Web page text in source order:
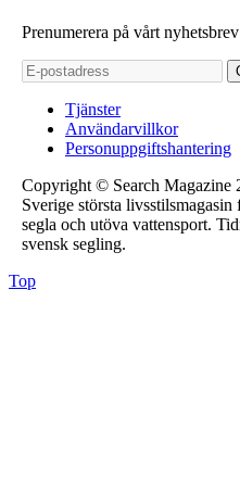
Prenumerera på vårt nyhetsbrev
Tjänster
Användarvillkor
Personuppgiftshantering
Copyright © Search Magazine
Sverige största
segla och utöva vattensport.
svensk segling.
Top